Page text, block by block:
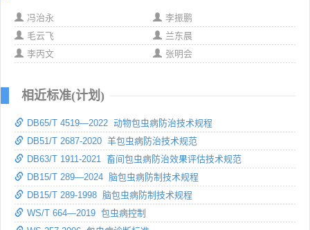
冯治永
李振鹏
毛云飞
兰东晨
李丙文
张明会
相近标准(计划)
DB65/T 4519—2022 动物包虫病防治技术规程
DB51/T 2687-2020 羊包虫病防治技术规范
DB63/T 1911-2021 畜间包虫病防治效果评估技术规范
DB15/T 289—2024 脑包虫病防制技术规程
DB15/T 289-1998 脑包虫病防制技术规程
WS/T 664—2019 包虫病控制